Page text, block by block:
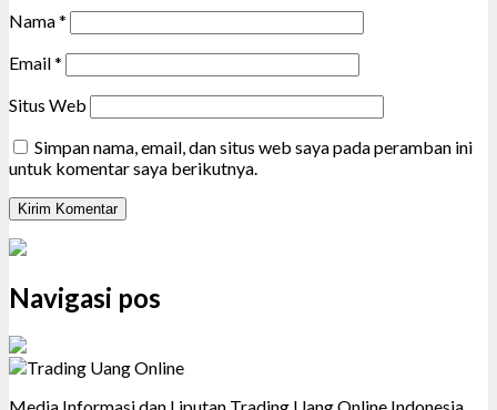
Nama*
Email*
Situs Web
Simpan nama, email, dan situs web saya pada peramban ini
untuk komentar saya berikutnya.
Navigasi pos